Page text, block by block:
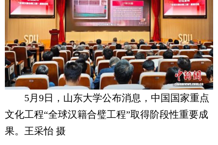
5月9日，山东大学公布消息，中国国家重点
文化工程“全球汉籍合璧工程”取得阶段性重要成
果。王采怡 摄